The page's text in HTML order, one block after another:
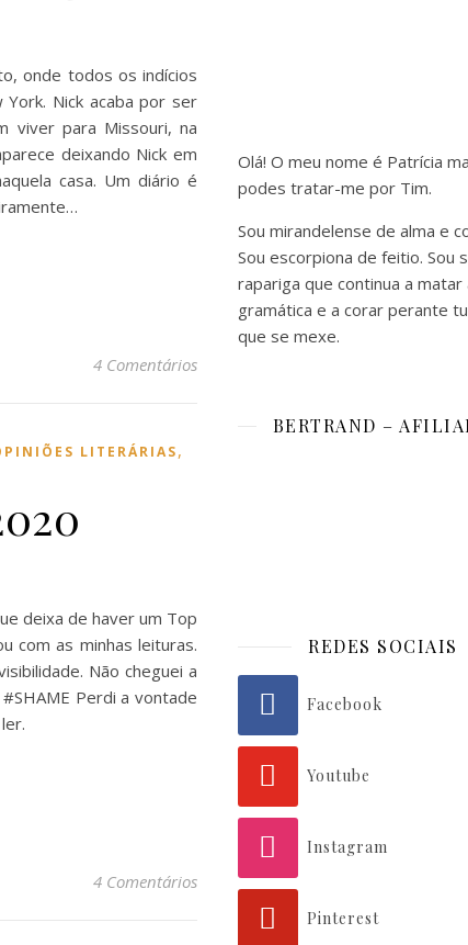
onde todos os indícios
Nick acaba por ser
viver para Missouri, na
deixando Nick em
casa. Um diário é
4 Comentários
LITERÁRIAS,
deixa de haver um Top
com as minhas leituras.
Não cheguei a
Perdi a vontade
4 Comentários
Olá! O meu nome é Patrícia
podes tratar-me por Tim.
Sou mirandelense de alma e
Sou escorpiona de feitio. Sou
rapariga que continua a matar
gramática e a corar perante
que se mexe.
BERTRAND –
REDES SOCIAIS
Facebook
Youtube
Instagram
Pinterest